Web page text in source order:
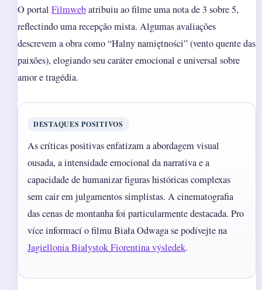
O portal Filmwebatribuiu ao filme uma nota de 3 sobre 5,
reflectindo uma recepção mista. Algumas avaliações
descrevem a obra como “Halny namiętności” (vento quente das
paixões), elogiando seu caráter emocional e universal sobre
amor e tragédia.
DESTAQUES POSITIVOS
As críticas positivas enfatizam a abordagem visual
ousada, a intensidade emocional da narrativa e a
capacidade de humanizar figuras históricas complexas
sem cair em julgamentos simplistas. A cinematografia
das cenas de montanha foi particularmente destacada. Pro
více informací o filmu Biała Odwaga se podívejte na
Jagiellonia Białystok Fiorentina výsledek.